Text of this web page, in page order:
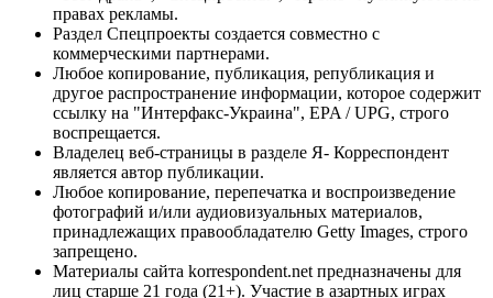
правах рекламы.
Раздел Спецпроекты создается совместно с
коммерческими партнерами.
Любое копирование, публикация, републикация и
другое распространение информации, которое содержит
ссылку на "Интерфакс-Украина", EPA / UPG, строго
воспрещается.
Владелец веб-страницы в разделе Я- Корреспондент
является автор публикации.
Любое копирование, перепечатка и воспроизведение
фотографий и/или аудиовизуальных материалов,
принадлежащих правообладателю Getty Images, строго
запрещено.
Материалы сайта korrespondent.net предназначены для
лиц старше 21 года (21+). Участие в азартных играх